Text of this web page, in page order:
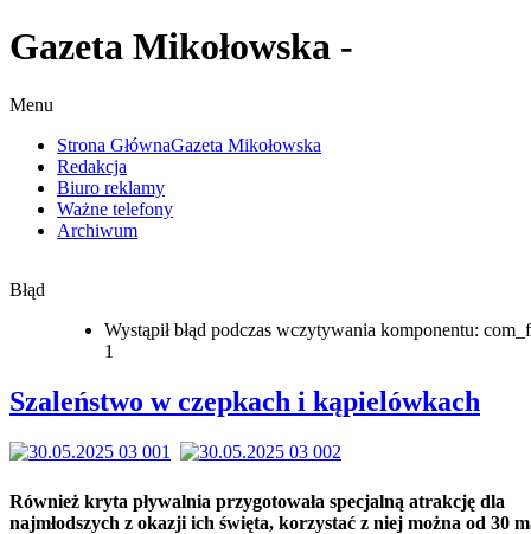
Gazeta Mikołowska -
Menu
Strona GłównaGazeta Mikołowska
Redakcja
Biuro reklamy
Ważne telefony
Archiwum
Błąd
Wystąpił błąd podczas wczytywania komponentu:
1
Szaleństwo w czepkach i kąpielówkach
Również kryta pływalnia przygotowała specjalną atrakcję dla
najmłodszych z okazji ich święta, korzystać z niej można od 30